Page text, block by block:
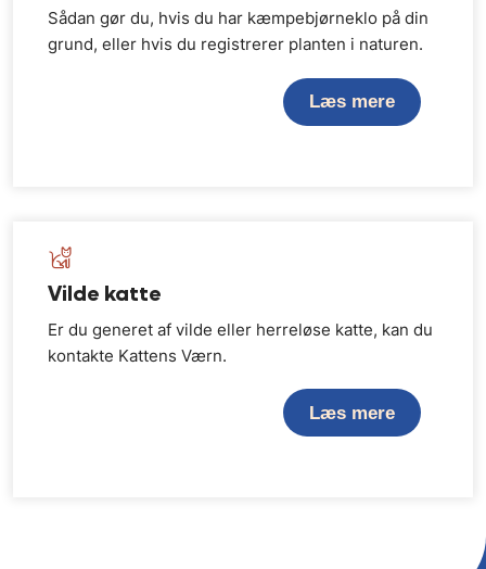
Sådan gør du, hvis du har kæmpebjørneklo på din
grund, eller hvis du registrerer planten i naturen.
Læs mere
Vilde katte
Er du generet af vilde eller herreløse katte, kan du
kontakte Kattens Værn.
Læs mere